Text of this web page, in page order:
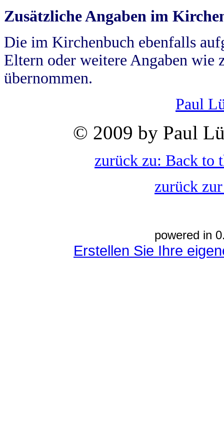
Zusätzliche Angaben im
Die im Kirchenbuch ebenfalls
Eltern oder weitere Angaben wie
übernommen.
Paul
© 2009 by Paul
zurück zu: Back to
zurück
powered in
Erstellen Sie Ihre